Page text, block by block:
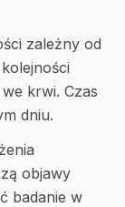
zależny od
krwi. Czas
dniu.
objawy
badanie w